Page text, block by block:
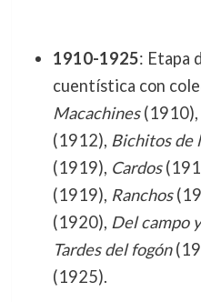
1910-1925: Etapa
cuentística con
Macachines(1910),
(1912), Bichitos de
(1919), Cardos
(1919), Ranchos
(1920), Del campo
Tardes del fogón
(1925).